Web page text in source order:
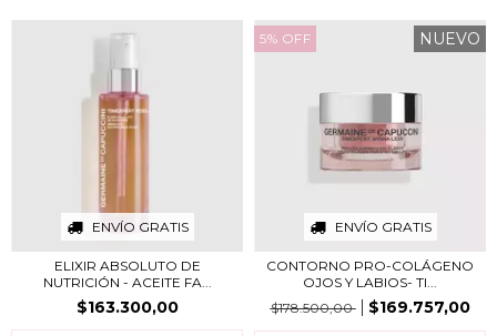
ENVÍO GRATIS
ELIXIR ABSOLUTO DE
NUTRICIÓN - ACEITE FA...
$163.300,00
5% OFF
ENVÍO GRATIS
NUEVO
CONTORNO PRO-COLÁGENO
OJOS Y LABIOS​- TI...
$178.500,00
$169.757,00